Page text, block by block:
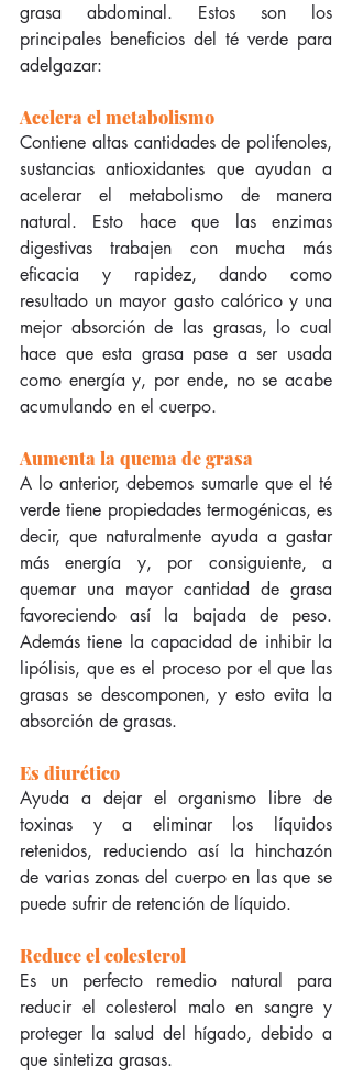
grasa abdominal. Estos son los
principales beneficios del té verde para
adelgazar:
Acelera el metabolismo
Contiene altas cantidades de polifenoles,
sustancias antioxidantes que ayudan a
acelerar el metabolismo de manera
natural. Esto hace que las enzimas
digestivas trabajen con mucha más
eficacia y rapidez, dando como
resultado un mayor gasto calórico y una
mejor absorción de las grasas, lo cual
hace que esta grasa pase a ser usada
como energía y, por ende, no se acabe
acumulando en el cuerpo.
Aumenta la quema de grasa
A lo anterior, debemos sumarle que el té
verde tiene propiedades termogénicas, es
decir, que naturalmente ayuda a gastar
más energía y, por consiguiente, a
quemar una mayor cantidad de grasa
favoreciendo así la bajada de peso.
Además tiene la capacidad de inhibir la
lipólisis, que es el proceso por el que las
grasas se descomponen, y esto evita la
absorción de grasas.
Es diurético
Ayuda a dejar el organismo libre de
toxinas y a eliminar los líquidos
retenidos, reduciendo así la hinchazón
de varias zonas del cuerpo en las que se
puede sufrir de retención de líquido.
Reduce el colesterol
Es un perfecto remedio natural para
reducir el colesterol malo en sangre y
proteger la salud del hígado, debido a
que sintetiza grasas.